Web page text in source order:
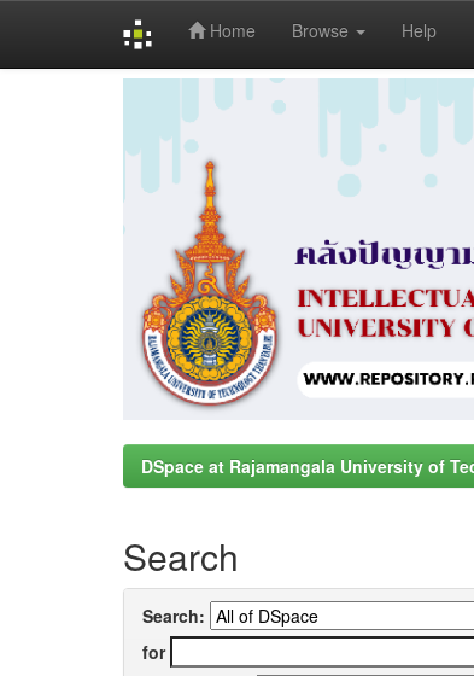
Home Browse Help
DSpace at Rajamangala University of
Search
Search:
for